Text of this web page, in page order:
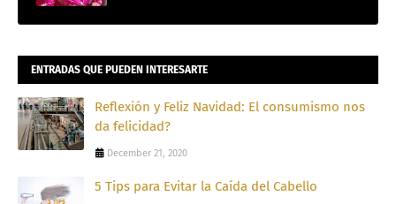
ENTRADAS QUE PUEDEN INTERESARTE
Reflexión y Feliz Navidad: El consumismo nos
da felicidad?
December 21, 2020
5 Tips para Evitar la Caída del Cabello